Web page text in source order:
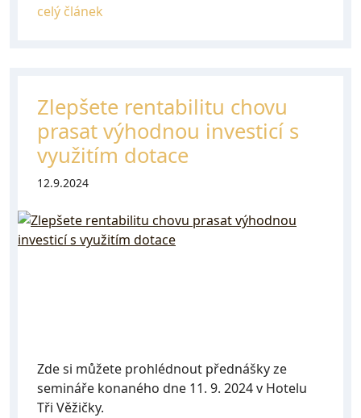
celý článek
Zlepšete rentabilitu chovu
prasat výhodnou investicí s
využitím dotace
12.9.2024
Zde si můžete prohlédnout přednášky ze
semináře konaného dne 11. 9. 2024 v Hotelu
Tři Věžičky.